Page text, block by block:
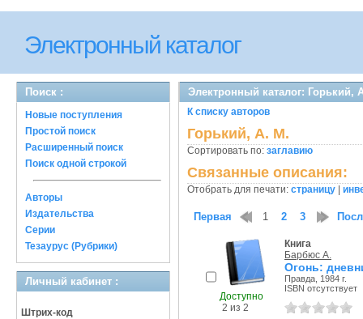
Электронный каталог
Поиск :
Новые поступления
Простой поиск
Расширенный поиск
Поиск одной строкой
Авторы
Издательства
Серии
Тезаурус (Рубрики)
Личный кабинет :
Штрих-код
Электронный каталог: Горький,
К списку авторов
Горький, А. М.
Сортировать по: заглавию
Связанные описания:
Отобрать для печати: страницу
Первая 1 2 3
Доступно
2 из 2
Книга
Барбюс А.
Огонь:
Правда, 1984 г.
ISBN отсутствует